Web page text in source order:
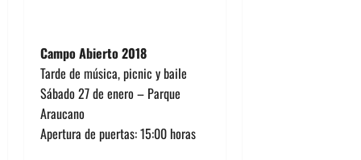
Campo Abierto 2018
Tarde de música, picnic y baile
Sábado 27 de enero – Parque
Araucano
Apertura de puertas: 15:00 horas